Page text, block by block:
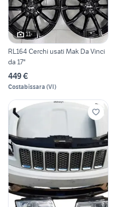
11
RL164 Cerchi usati Mak Da Vinci
da 17"
449 €
Costabissara (VI)